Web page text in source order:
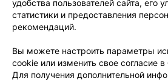
Отзыв. Осталась в полном восторге от центра,
обслуживания и от врачей! Всегда УЗИ делаю платно и
врачей прохожу тоже платно. Много
здесь мне на столько понравилось,
хорошего специалиста очень
врачей здесь.
удобства пользователей сайта, его
статистики и предоставления
рекомендаций.
Вы можете настроить параметры
cookie или изменить свое согласие
Для получения дополнительной